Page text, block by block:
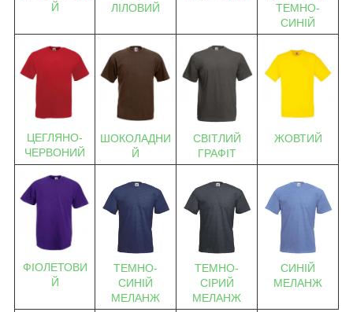
Й
ЛІЛОВИЙ
ТЕМНО-
СИНІЙ
ЦЕГЛЯНО-
ЧЕРВОНИЙ
ШОКОЛАДНИ
Й
СВІТЛИЙ
ГРАФІТ
ЖОВТИЙ
ФІОЛЕТОВИ
Й
ТЕМНО-
СИНІЙ
МЕЛАНЖ
ТЕМНО-
СІРИЙ
МЕЛАНЖ
СИНІЙ
МЕЛАНЖ